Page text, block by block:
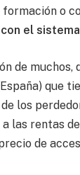
o
el sistema
de muchos,
que
los
las rentas
de